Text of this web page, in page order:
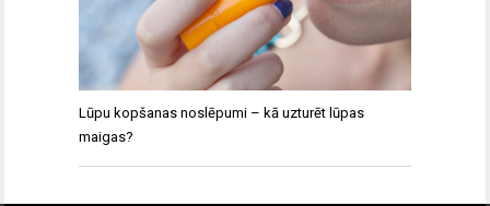
Lūpu kopšanas noslēpumi – kā uzturēt lūpas
maigas?